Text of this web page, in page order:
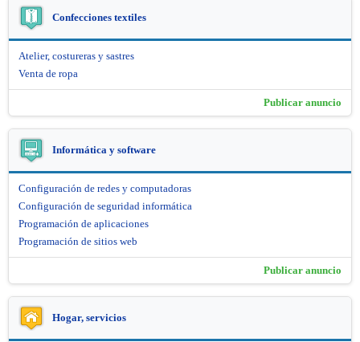
Confecciones textiles
Atelier, costureras y sastres
Venta de ropa
Publicar anuncio
Informática y software
Configuración de redes y computadoras
Configuración de seguridad informática
Programación de aplicaciones
Programación de sitios web
Publicar anuncio
Hogar, servicios